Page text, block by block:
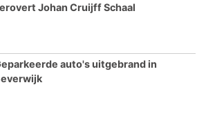
Johan Cruijff Schaal
auto's uitgebrand in